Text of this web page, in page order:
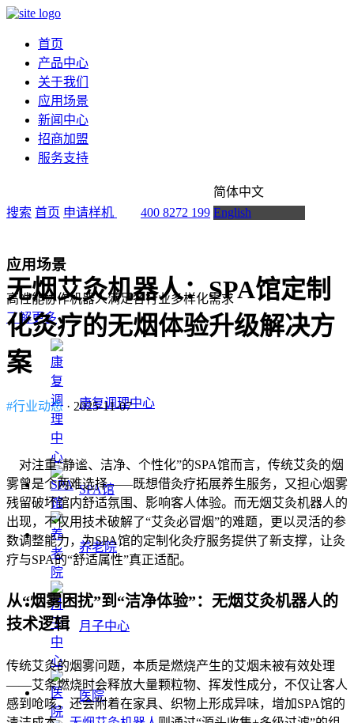
首页
产品中心
关于我们
应用场景
新闻中心
招商加盟
服务支持
搜索 首页 申请样机 400 8272 199
简体中文
English
应用场景
高性能协作机器人满足各行业多样化需求
了解更多
康复调理中心
SPA馆
养老院
月子中心
医院
无烟艾灸机器人：SPA馆定制
化灸疗的无烟体验升级解决方
案
#行业动态 · 2025-11-07
对注重“静谧、洁净、个性化”的SPA馆而言，传统艾灸的烟
雾曾是个两难选择——既想借灸疗拓展养生服务，又担心烟雾
残留破坏馆内舒适氛围、影响客人体验。而无烟艾灸机器人的
出现，不仅用技术破解了“艾灸必冒烟”的难题，更以灵活的参
数调整能力，为SPA馆的定制化灸疗服务提供了新支撑，让灸
疗与SPA的“舒适属性”真正适配。
从“烟雾困扰”到“洁净体验”：无烟艾灸机器人的
技术逻辑
传统艾灸的烟雾问题，本质是燃烧产生的艾烟未被有效处理
——艾条燃烧时会释放大量颗粒物、挥发性成分，不仅让客人
感到呛咳，还会附着在家具、织物上形成异味，增加SPA馆的